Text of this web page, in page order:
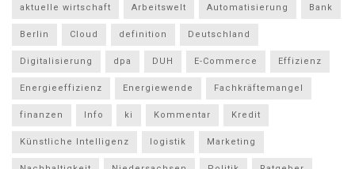
aktuelle wirtschaft Arbeitswelt Automatisierung Bank
Berlin Cloud definition Deutschland
Digitalisierung dpa DUH E-Commerce Effizienz
Energieeffizienz Energiewende Fachkräftemangel
finanzen Info ki Kommentar Kredit
Künstliche Intelligenz logistik Marketing